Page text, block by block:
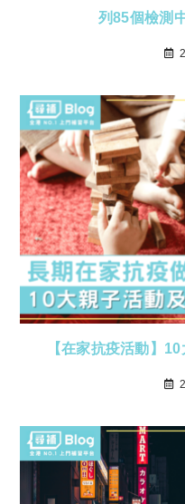
列85個檢測
【在家抗疫活動】